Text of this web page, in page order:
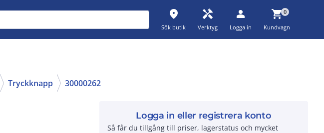
place
Sök butik
handyman
Verktyg
person
Logga in
shopping_cart0
Kundvagn
Tryckknapp 30000262
Logga in eller registrera konto
Så får du tillgång till priser, lagerstatus och mycket